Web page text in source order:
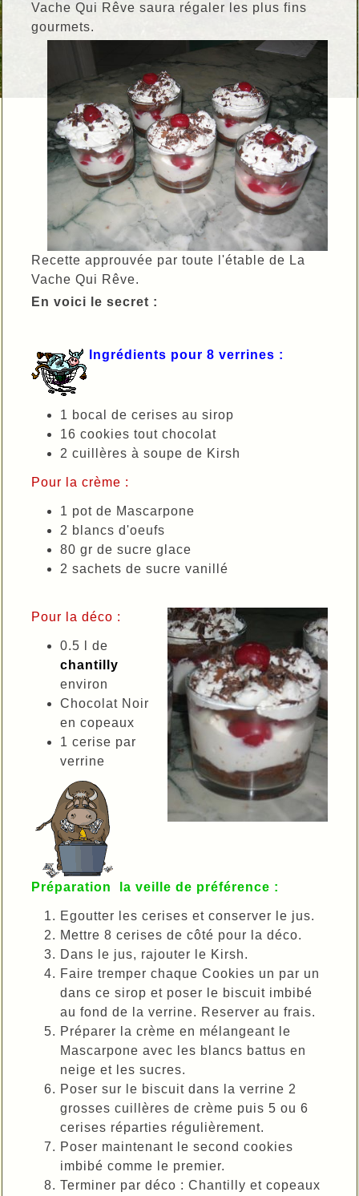
Vache Qui Rêve saura régaler les plus fins
gourmets.
Recette approuvée par toute l'étable de La
Vache Qui Rêve.
En voici le secret :
Ingrédients pour 8 verrines :
1 bocal de cerises au sirop
16 cookies tout chocolat
2 cuillères à soupe de Kirsh
Pour la crème :
1 pot de Mascarpone
2 blancs d'oeufs
80 gr de sucre glace
2 sachets de sucre vanillé
Pour la déco :
0.5 l de
chantilly
environ
Chocolat Noir
en copeaux
1 cerise par
verrine
Préparation la veille de préférence :
Egoutter les cerises et conserver le jus.
Mettre 8 cerises de côté pour la déco.
Dans le jus, rajouter le Kirsh.
Faire tremper chaque Cookies un par un
dans ce sirop et poser le biscuit imbibé
au fond de la verrine. Reserver au frais.
Préparer la crème en mélangeant le
Mascarpone avec les blancs battus en
neige et les sucres.
Poser sur le biscuit dans la verrine 2
grosses cuillères de crème puis 5 ou 6
cerises réparties régulièrement.
Poser maintenant le second cookies
imbibé comme le premier.
Terminer par déco : Chantilly et copeaux